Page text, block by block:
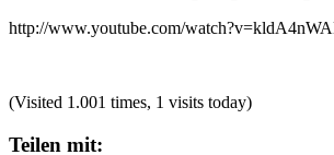
http://www.youtube.com/
(Visited 1.001 times, 1 visits today)
Teilen mit: